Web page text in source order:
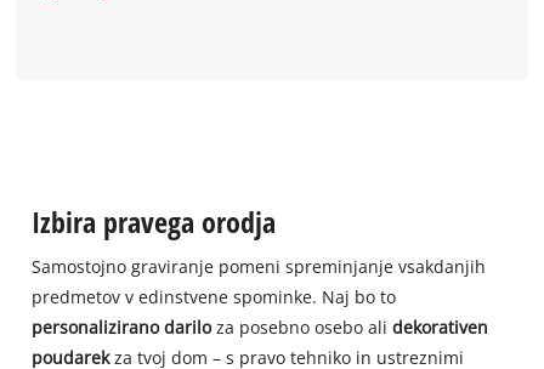
Izbira pravega orodja
Samostojno graviranje pomeni spreminjanje vsakdanjih
predmetov v edinstvene spominke. Naj bo to
personalizirano dariloza posebno osebo alidekorativen
poudarekza tvoj dom – s pravo tehniko in ustreznimi